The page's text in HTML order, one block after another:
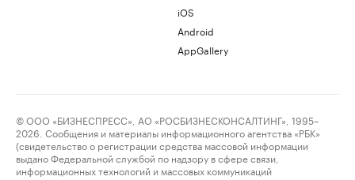
iOS
Android
AppGallery
© ООО «БИЗНЕСПРЕСС», АО «РОСБИЗНЕСКОНСАЛТИНГ», 1995–
2026. Сообщения и материалы информационного агентства «РБК»
(свидетельство о регистрации средства массовой информации
выдано Федеральной службой по надзору в сфере связи,
информационных технологий и массовых коммуникаций